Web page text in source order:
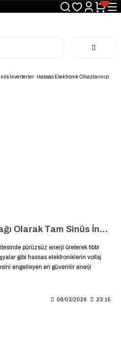
Kesintisiz Güç Kaynağı Olarak Tam Sinüs İnverterler: Hassas Elektronik Cihazlarınızı Dalgalanmalardan Koruyun ????️????
pürüzsüz enerji üreterek tıbbi
gibi hassas elektroniklerin voltaj
engelleyen en güvenilir enerji
08/03/2026 23:15